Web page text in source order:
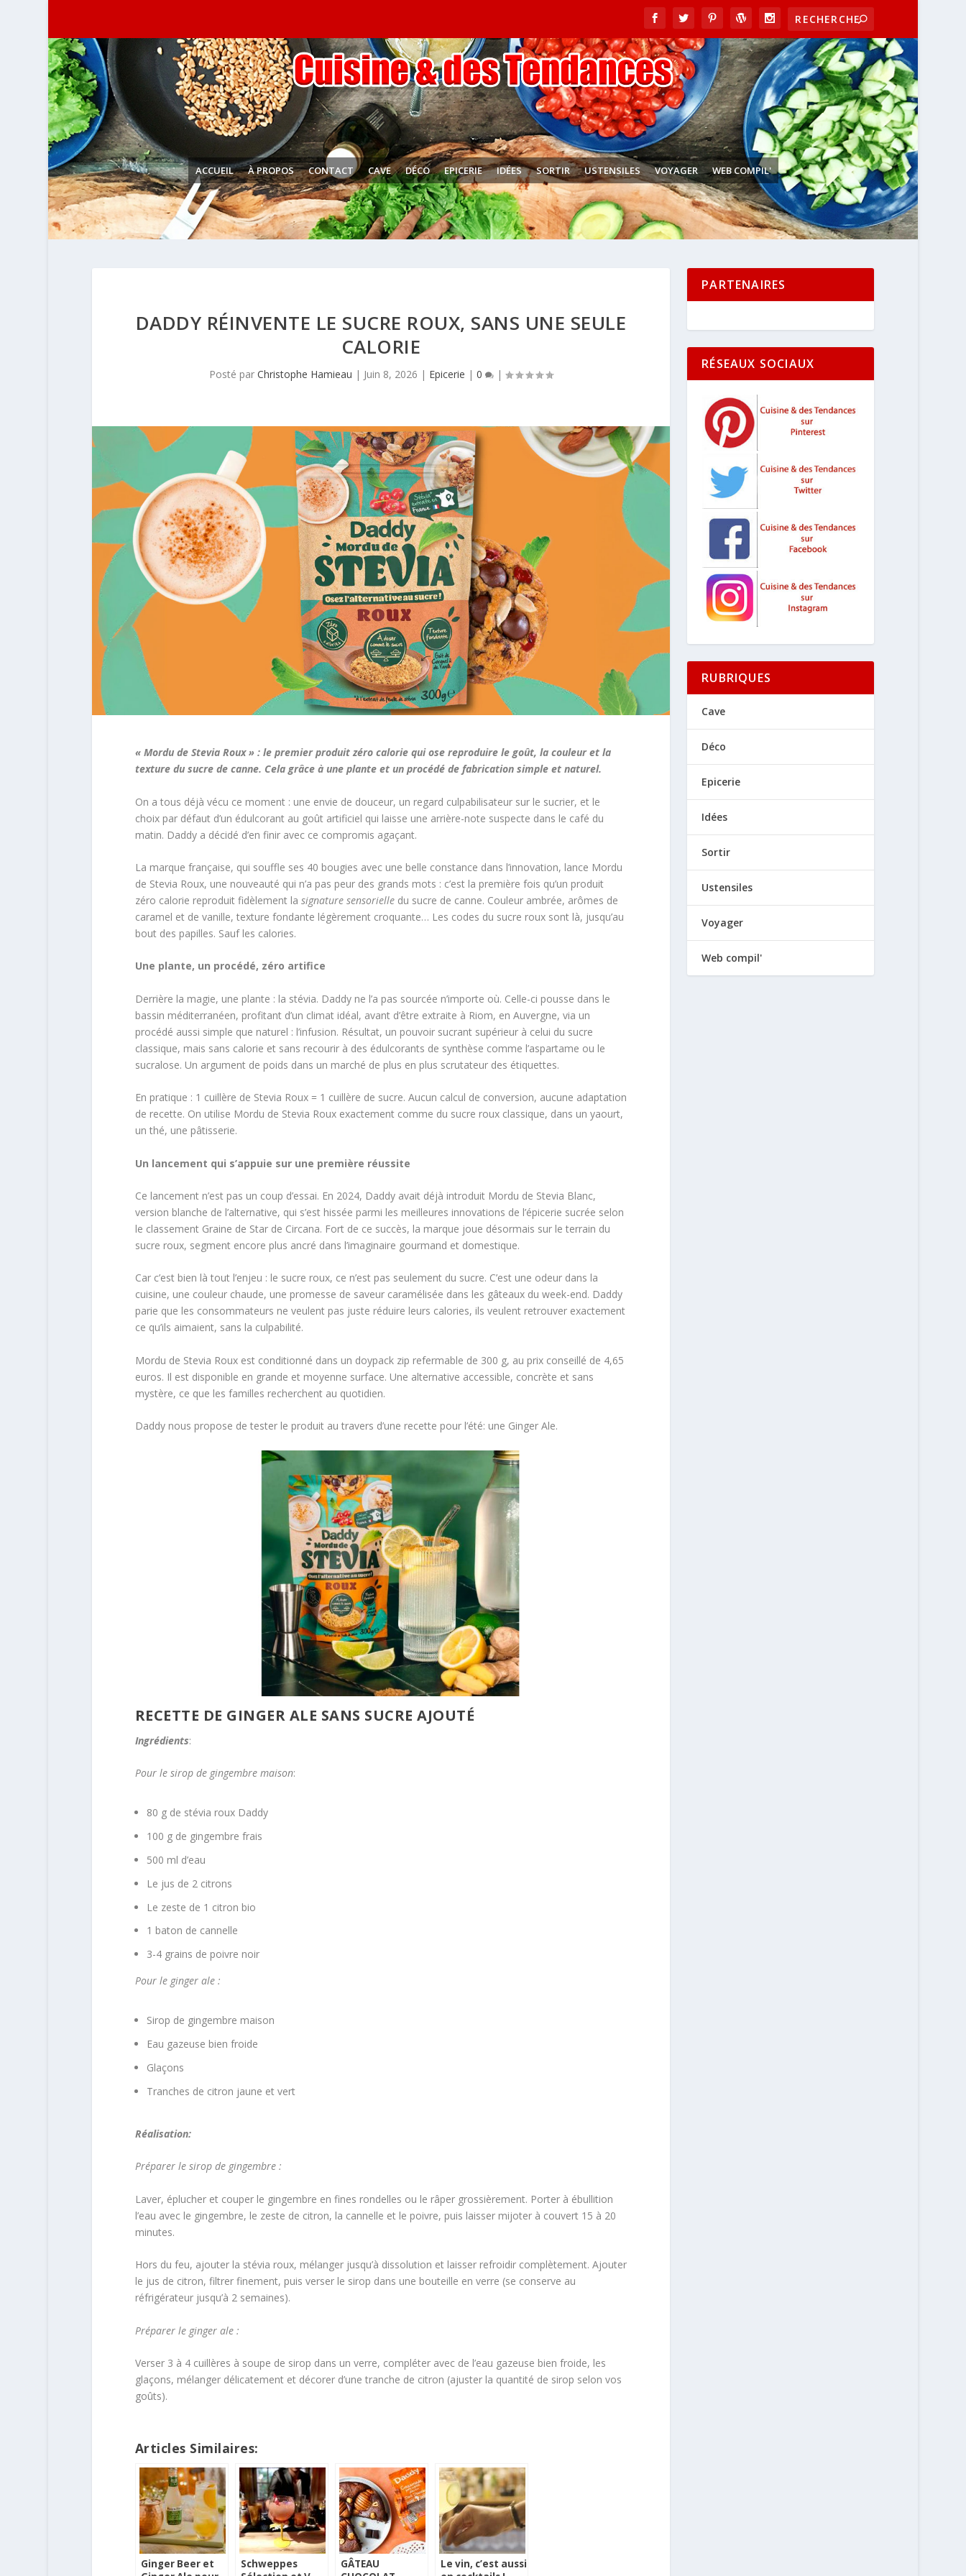
ACCUEIL À PROPOS CONTACT CAVE DÉCO EPICERIE IDÉES SORTIR USTENSILES VOYAGER WEB COMPIL'
DADDY RÉINVENTE LE SUCRE ROUX, SANS UNE SEULE
CALORIE
Posté par Christophe Hamieau | Juin 8, 2026 | Epicerie | 0 |
« Mordu de Stevia Roux » : le premier produit zéro calorie qui ose reproduire le goût, la couleur et la
texture du sucre de canne. Cela grâce à une plante et un procédé de fabrication simple et naturel.
On a tous déjà vécu ce moment : une envie de douceur, un regard culpabilisateur sur le sucrier, et le
choix par défaut d’un édulcorant au goût artificiel qui laisse une arrière-note suspecte dans le café du
matin. Daddy a décidé d’en finir avec ce compromis agaçant.
La marque française, qui souffle ses 40 bougies avec une belle constance dans l’innovation, lance Mordu
de Stevia Roux, une nouveauté qui n’a pas peur des grands mots : c’est la première fois qu’un produit
zéro calorie reproduit fidèlement la signature sensorielledu sucre de canne. Couleur ambrée, arômes de
caramel et de vanille, texture fondante légèrement croquante… Les codes du sucre roux sont là, jusqu’au
bout des papilles. Sauf les calories.
Une plante, un procédé, zéro artifice
Derrière la magie, une plante : la stévia. Daddy ne l’a pas sourcée n’importe où. Celle-ci pousse dans le
bassin méditerranéen, profitant d’un climat idéal, avant d’être extraite à Riom, en Auvergne, via un
procédé aussi simple que naturel : l’infusion. Résultat, un pouvoir sucrant supérieur à celui du sucre
classique, mais sans calorie et sans recourir à des édulcorants de synthèse comme l’aspartame ou le
sucralose. Un argument de poids dans un marché de plus en plus scrutateur des étiquettes.
En pratique : 1 cuillère de Stevia Roux = 1 cuillère de sucre. Aucun calcul de conversion, aucune adaptation
de recette. On utilise Mordu de Stevia Roux exactement comme du sucre roux classique, dans un yaourt,
un thé, une pâtisserie.
Un lancement qui s’appuie sur une première réussite
Ce lancement n’est pas un coup d’essai. En 2024, Daddy avait déjà introduit Mordu de Stevia Blanc,
version blanche de l’alternative, qui s’est hissée parmi les meilleures innovations de l’épicerie sucrée selon
le classement Graine de Star de Circana. Fort de ce succès, la marque joue désormais sur le terrain du
sucre roux, segment encore plus ancré dans l’imaginaire gourmand et domestique.
Car c’est bien là tout l’enjeu : le sucre roux, ce n’est pas seulement du sucre. C’est une odeur dans la
cuisine, une couleur chaude, une promesse de saveur caramélisée dans les gâteaux du week-end. Daddy
parie que les consommateurs ne veulent pas juste réduire leurs calories, ils veulent retrouver exactement
ce qu’ils aimaient, sans la culpabilité.
Mordu de Stevia Roux est conditionné dans un doypack zip refermable de 300 g, au prix conseillé de 4,65
euros. Il est disponible en grande et moyenne surface. Une alternative accessible, concrète et sans
mystère, ce que les familles recherchent au quotidien.
Daddy nous propose de tester le produit au travers d’une recette pour l’été: une Ginger Ale.
RECETTE DE GINGER ALE SANS SUCRE AJOUTÉ
Ingrédients:
Pour le sirop de gingembre maison:
80 g de stévia roux Daddy
100 g de gingembre frais
500 ml d’eau
Le jus de 2 citrons
Le zeste de 1 citron bio
1 baton de cannelle
3-4 grains de poivre noir
Pour le ginger ale :
Sirop de gingembre maison
Eau gazeuse bien froide
Glaçons
Tranches de citron jaune et vert
Réalisation:
Préparer le sirop de gingembre :
Laver, éplucher et couper le gingembre en fines rondelles ou le râper grossièrement. Porter à ébullition
l’eau avec le gingembre, le zeste de citron, la cannelle et le poivre, puis laisser mijoter à couvert 15 à 20
minutes.
Hors du feu, ajouter la stévia roux, mélanger jusqu’à dissolution et laisser refroidir complètement. Ajouter
le jus de citron, filtrer finement, puis verser le sirop dans une bouteille en verre (se conserve au
réfrigérateur jusqu’à 2 semaines).
Préparer le ginger ale :
Verser 3 à 4 cuillères à soupe de sirop dans un verre, compléter avec de l’eau gazeuse bien froide, les
glaçons, mélanger délicatement et décorer d’une tranche de citron (ajuster la quantité de sirop selon vos
goûts).
Articles Similaires:
Ginger Beer et
Schweppes
GÂTEAU
Le vin, c’est aussi
PARTENAIRES
RÉSEAUX SOCIAUX
RUBRIQUES
Cave
Déco
Epicerie
Idées
Sortir
Ustensiles
Voyager
Web compil'